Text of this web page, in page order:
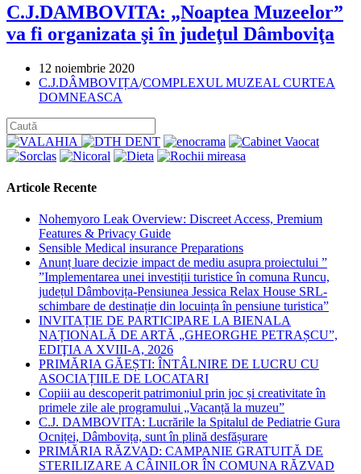
C.J.DAMBOVITA: „Noaptea Muzeelor”
va fi organizata şi în judeţul Dâmboviţa
Post
published:
12 noiembrie 2020
Post
category:
C.J.DÂMBOVIȚA/COMPLEXUL MUZEAL CURTEA
DOMNEASCA
Articole Recente
Nohemyoro Leak Overview: Discreet Access, Premium
Features & Privacy Guide
Sensible Medical insurance Preparations
Anunț luare decizie impact de mediu asupra proiectului ”
”Implementarea unei investiții turistice în comuna Runcu,
județul Dâmbovița-Pensiunea Jessica Relax House SRL-
schimbare de destinație din locuința în pensiune turistica”
INVITAȚIE DE PARTICIPARE LA BIENALA
NAȚIONALĂ DE ARTĂ „GHEORGHE PETRAȘCU”,
EDIŢIA A XVIII-A, 2026
PRIMĂRIA GĂEȘTI: ÎNTÂLNIRE DE LUCRU CU
ASOCIAȚIILE DE LOCATARI
Copiii au descoperit patrimoniul prin joc și creativitate în
primele zile ale programului „Vacanță la muzeu”
C.J. DAMBOVITA: Lucrările la Spitalul de Pediatrie Gura
Ocniței, Dâmbovița, sunt în plină desfășurare
PRIMĂRIA RĂZVAD: CAMPANIE GRATUITĂ DE
STERILIZARE A CÂINILOR ÎN COMUNA RĂZVAD